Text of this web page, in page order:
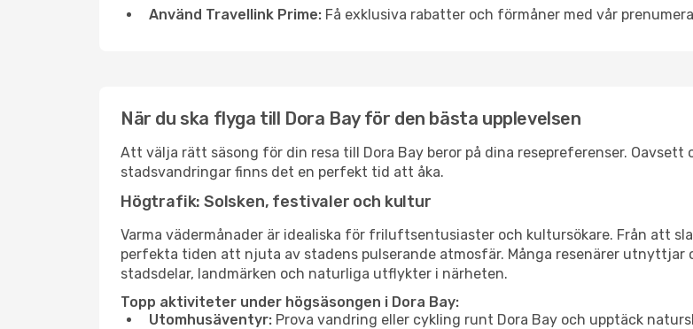
Använd Travellink Prime: Få exklusiva rabatter och förmåner med vår
När du ska flyga till Dora Bay för den bästa upplevelsen
Att välja rätt säsong för din resa till Dora Bay beror på dina resepreferenser.
stadsvandringar finns det en perfekt tid att åka.
Högtrafik: Solsken, festivaler och kultur
Varma vädermånader är idealiska för friluftsentusiaster och kultursökare. Från att
perfekta tiden att njuta av stadens pulserande atmosfär. Många resenärer
stadsdelar, landmärken och naturliga utflykter i närheten.
Topp aktiviteter under högsäsongen i Dora Bay:
Utomhusäventyr: Prova vandring eller cykling runt Dora Bay och upptäck